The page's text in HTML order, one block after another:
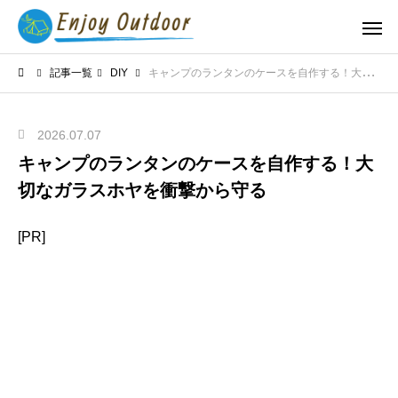
記事一覧 DIY キャンプのランタンのケースを自作する！大切なガラスホヤを衝撃から守る
2026.07.07
キャンプのランタンのケースを自作する！大
切なガラスホヤを衝撃から守る
[PR]